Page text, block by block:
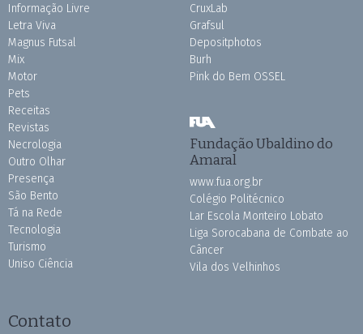
Informação Livre
Letra Viva
Magnus Futsal
Mix
Motor
Pets
Receitas
Revistas
Necrologia
Outro Olhar
Presença
São Bento
Tá na Rede
Tecnologia
Turismo
Uniso Ciência
CruxLab
Grafsul
Depositphotos
Burh
Pink do Bem OSSEL
Fundação Ubaldino do
Amaral
www.fua.org.br
Colégio Politécnico
Lar Escola Monteiro Lobato
Liga Sorocabana de Combate ao
Câncer
Vila dos Velhinhos
Contato